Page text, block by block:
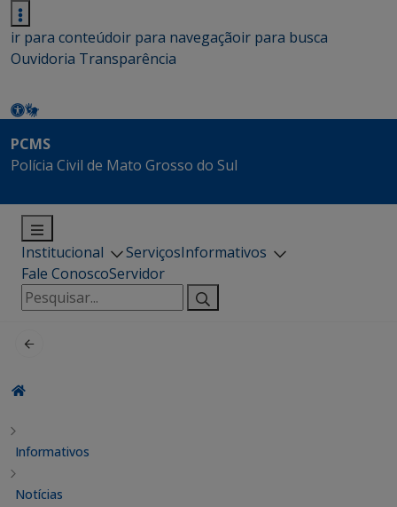
ir para conteúdoir para navegaçãoir para busca
Ouvidoria Transparência
PCMS
Polícia Civil de Mato Grosso do Sul
Institucional ServiçosInformativos
Fale ConoscoServidor
Pesquisar
por:
Informativos
Notícias